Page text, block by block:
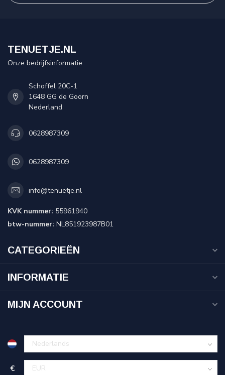
TENUETJE.NL
Onze bedrijfsinformatie
Schoffel 20C-1
1648 GG de Goorn
Nederland
0628987309
0628987309
info@tenuetje.nl
KVK nummer: 55961940
btw-nummer: NL851923987B01
CATEGORIEËN
INFORMATIE
MIJN ACCOUNT
€